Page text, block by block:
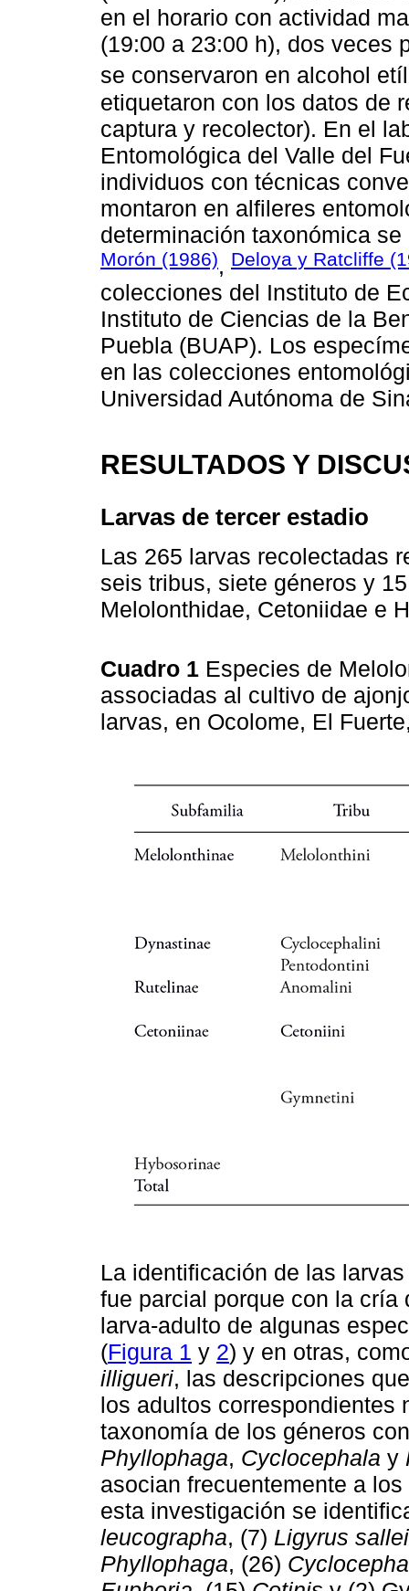
en el horario con actividad
(19:00 a 23:00 h), dos veces
se conservaron en alcohol
etiquetaron con los datos de
captura y recolector). En el
Entomológica del Valle del
individuos con técnicas
montaron en alfileres
determinación taxonómica
Morón (1986), Deloya y Ratcliffe
colecciones del Instituto de
Instituto de Ciencias de la
Puebla (BUAP). Los
en las colecciones
Universidad Autónoma de
RESULTADOS Y
Larvas de tercer estadio
Las 265 larvas recolectadas
seis tribus, siete géneros y
Melolonthidae, Cetoniidae e
Cuadro 1 Especies de
associadas al cultivo de
larvas, en Ocolome, El
La identificación de las
fue parcial porque con la
larva-adulto de algunas
(Figura 1 y 2) y en otras,
illigueri, las descripciones
los adultos correspondientes
taxonomía de los géneros
Phyllophaga, Cyclocephala y
asocian frecuentemente a
esta investigación se
leucographa, (7) Ligyrus sallei
Phyllophaga, (26)